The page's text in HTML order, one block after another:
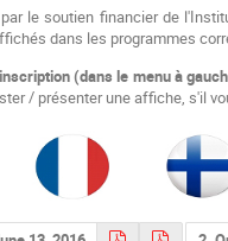
le soutien financier de
dans les programmes
inscription (dans le menu à
/ présenter une affiche, s'il